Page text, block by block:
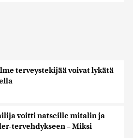
terveystekijää voivat lykätä
voitti natseille mitalin ja
tervehdykseen – Miksi